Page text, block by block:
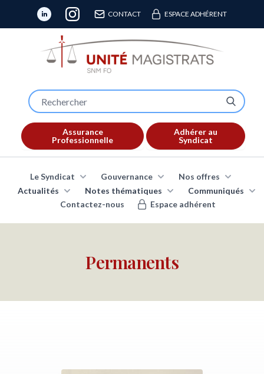
CONTACT ESPACE ADHÉRENT
Assurance
Professionnelle
Adhérer au
Syndicat
Le Syndicat Gouvernance
Nos offres
Actualités
Notes thématiques
Communiqués
Contactez-nous
Espace adhérent
Permanents